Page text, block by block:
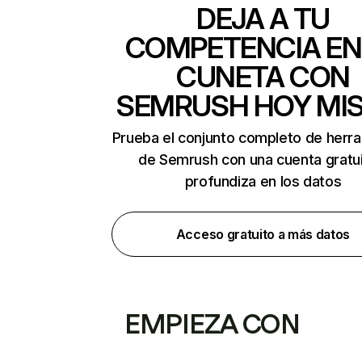
DEJA A TU
COMPETENCIA
CUNETA CON
SEMRUSH HOY
Prueba el conjunto completo de
de Semrush con una cuenta
profundiza en los datos
Acceso gratuito a más datos
EMPIEZA CON